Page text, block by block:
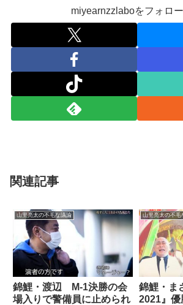
miyearnzzlaboをフォロ
関連記事
山里亮太の不毛な議論
錦鯉・渡辺 M-1決勝の会
場入りで警備員に止められ
山里亮太の不毛
錦鯉・ま
2021』優